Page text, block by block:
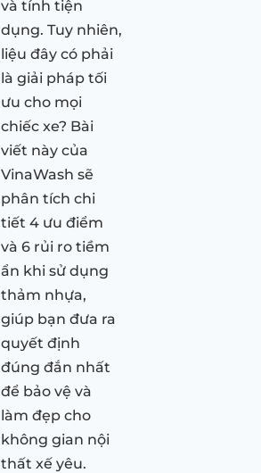
và tính tiện
dụng. Tuy nhiên,
liệu đây có phải
là giải pháp tối
ưu cho mọi
chiếc xe? Bài
viết này của
VinaWash sẽ
phân tích chi
tiết 4 ưu điểm
và 6 rủi ro tiềm
ẩn khi sử dụng
thảm nhựa,
giúp bạn đưa ra
quyết định
đúng đắn nhất
để bảo vệ và
làm đẹp cho
không gian nội
thất xế yêu.